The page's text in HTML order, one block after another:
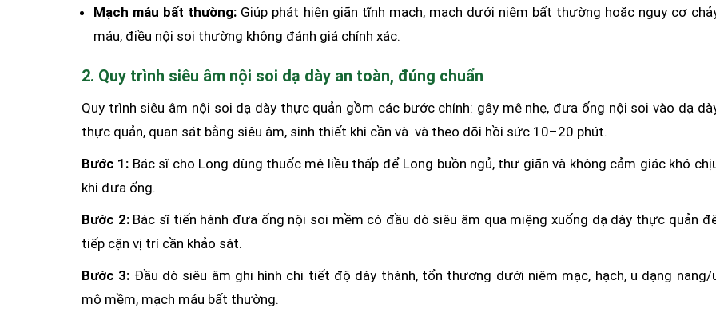
Mạch máu bất thường: Giúp phát hiện giãn tĩnh mạch, mạch dưới niêm bất thường hoặc nguy cơ
máu, điều nội soi thường không đánh giá chính xác.
2. Quy trình siêu âm nội soi dạ dày an toàn, đúng chuẩn
Quy trình siêu âm nội soi dạ dày thực quản gồm các bước chính: gây mê nhẹ, đưa ống nội soi vào dạ
thực quản, quan sát bằng siêu âm, sinh thiết khi cần và và theo dõi hồi sức 10–20 phút.
Bước 1: Bác sĩ cho Long dùng thuốc mê liều thấp để Long buồn ngủ, thư giãn và không cảm giác khó
khi đưa ống.
Bước 2: Bác sĩ tiến hành đưa ống nội soi mềm có đầu dò siêu âm qua miệng xuống dạ dày thực quản
tiếp cận vị trí cần khảo sát.
Bước 3: Đầu dò siêu âm ghi hình chi tiết độ dày thành, tổn thương dưới niêm mạc, hạch, u dạng nang/
mô mềm, mạch máu bất thường.